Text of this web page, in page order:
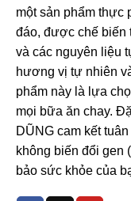
một sản phẩm thực
đáo, được chế biến
và các nguyên liệu
hương vị tự nhiên
phẩm này là lựa
mọi bữa ăn chay.
DŨNG cam kết
không biến đổi gen
bảo sức khỏe của